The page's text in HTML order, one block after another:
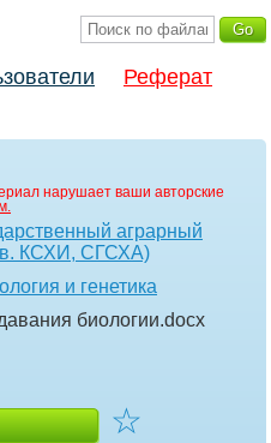
Реферат
нарушает ваши авторские
аграрный
КСХИ, СГСХА)
и генетика
биологии.docx
☆